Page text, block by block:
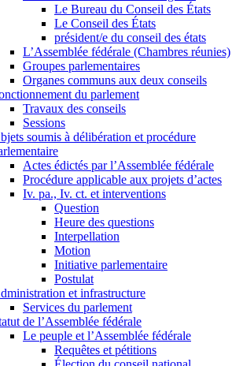
Le Bureau du Conseil des États
Le Conseil des États
président/e du conseil des états
L’Assemblée fédérale (Chambres réunies)
Groupes parlementaires
Organes communs aux deux conseils
du parlement
Travaux des conseils
Sessions
soumis à délibération et procédure
Actes édictés par l’Assemblée fédérale
Procédure applicable aux projets d’actes
Iv. pa., Iv. ct. et interventions
Question
Heure des questions
Interpellation
Motion
Initiative parlementaire
Postulat
et infrastructure
Services du parlement
de l’Assemblée fédérale
Le peuple et l’Assemblée fédérale
Requêtes et pétitions